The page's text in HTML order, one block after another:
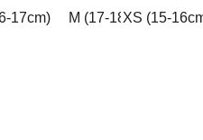
(vyplňte do poznámky v
XL (19-20cm) XXL (20-21cm)
17cm) M (17-18cm) L
XS (15-